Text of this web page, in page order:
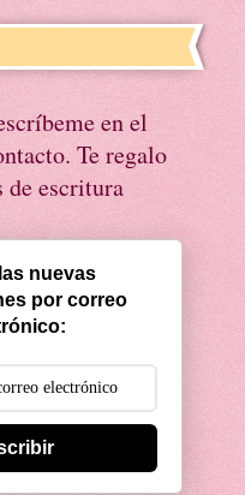
en el
Te regalo
escritura
nuevas
por correo